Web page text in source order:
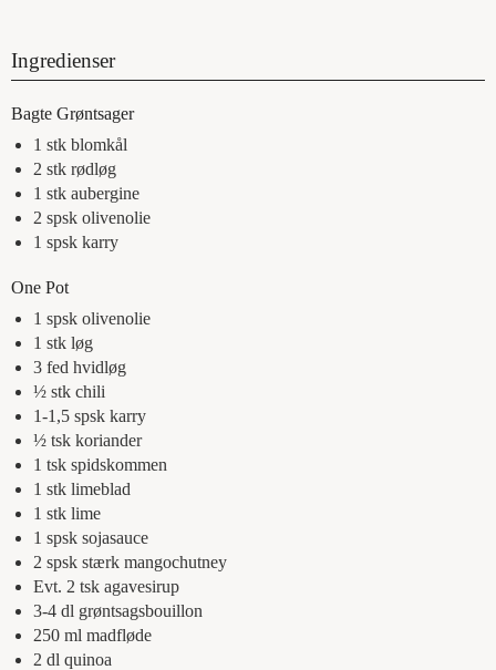
Ingredienser
Bagte Grøntsager
1 stk blomkål
2 stk rødløg
1 stk aubergine
2 spsk olivenolie
1 spsk karry
One Pot
1 spsk olivenolie
1 stk løg
3 fed hvidløg
½ stk chili
1-1,5 spsk karry
½ tsk koriander
1 tsk spidskommen
1 stk limeblad
1 stk lime
1 spsk sojasauce
2 spsk stærk mangochutney
Evt. 2 tsk agavesirup
3-4 dl grøntsagsbouillon
250 ml madfløde
2 dl quinoa